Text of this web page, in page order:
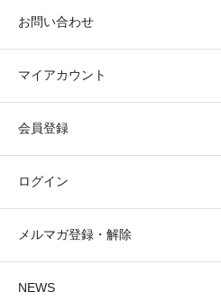
お問い合わせ
マイアカウント
会員登録
ログイン
メルマガ登録・解除
NEWS